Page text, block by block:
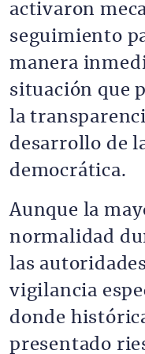
activaron
seguimiento
manera
situación que
la
desarrollo de
democrática.
Aunque la
normalidad
las
vigilancia
donde
presentado